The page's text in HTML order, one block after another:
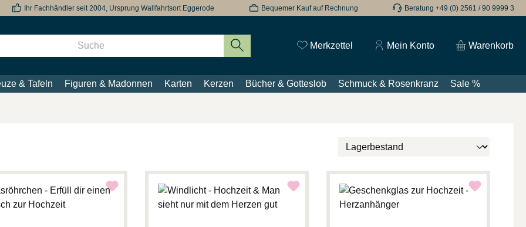
Ihr Fachhändler seit 2004, Ursprung Wallfahrtsort Eggerode Bequemer Kauf auf Rechnung Beratung +49 (0) 2561 / 90 9999 3
Merkzettel Du hast 0 Produkte auf dem Merkzettel
Mein Konto Warenkorb
& Tafeln Figuren & Madonnen Karten Kerzen Bücher & Gotteslob Schmuck & Rosenkranz Sale %